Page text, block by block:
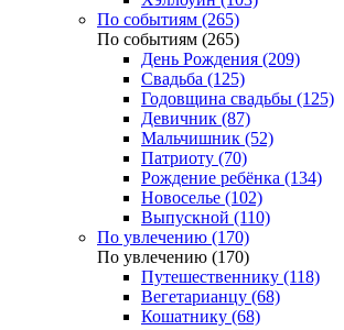
По событиям (265)
По событиям (265)
День Рождения (209)
Свадьба (125)
Годовщина свадьбы (125)
Девичник (87)
Мальчишник (52)
Патриоту (70)
Рождение ребёнка (134)
Новоселье (102)
Выпускной (110)
По увлечению (170)
По увлечению (170)
Путешественнику (118)
Вегетарианцу (68)
Кошатнику (68)